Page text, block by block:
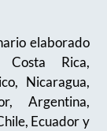
elaborado
Costa Rica,
Nicaragua,
Argentina,
Ecuador y